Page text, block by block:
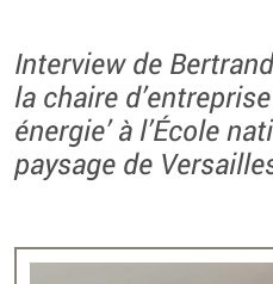
Interview de
la chaire
énergie’ à l’École
paysage de